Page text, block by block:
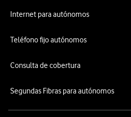
Internet para autónomos
Teléfono fijo autónomos
Consulta de cobertura
Segundas Fibras para autónomos